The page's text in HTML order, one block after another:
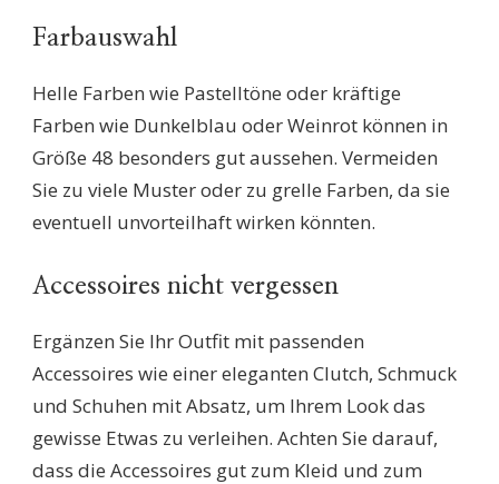
Farbauswahl
Helle Farben wie Pastelltöne oder kräftige
Farben wie Dunkelblau oder Weinrot können in
Größe 48 besonders gut aussehen. Vermeiden
Sie zu viele Muster oder zu grelle Farben, da sie
eventuell unvorteilhaft wirken könnten.
Accessoires nicht vergessen
Ergänzen Sie Ihr Outfit mit passenden
Accessoires wie einer eleganten Clutch, Schmuck
und Schuhen mit Absatz, um Ihrem Look das
gewisse Etwas zu verleihen. Achten Sie darauf,
dass die Accessoires gut zum Kleid und zum